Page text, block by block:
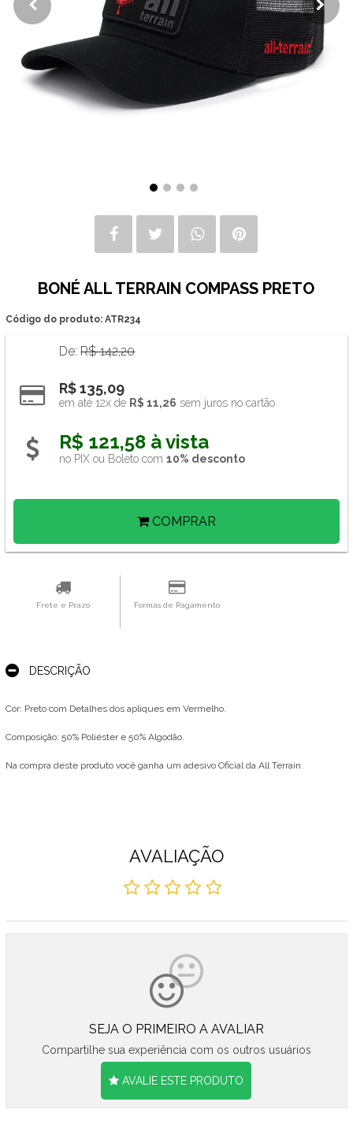
BONÉ ALL TERRAIN COMPASS PRETO
Código do produto: ATR234
De:R$ 142,20
R$ 135,09
em até 12x de R$ 11,26 sem juros no cartão
R$ 121,58 à vista
no PIX ou Boleto com 10% desconto
COMPRAR
Frete e Prazo Formas de Pagamento
DESCRIÇÃO
Cor: Preto com Detalhes dos apliques em Vermelho.
Composição: 50% Poliéster e 50% Algodão.
Na compra deste produto você ganha um adesivo Oficial da All Terrain.
AVALIAÇÃO
SEJA O PRIMEIRO A AVALIAR
Compartilhe sua experiência com os outros usuários
AVALIE ESTE PRODUTO